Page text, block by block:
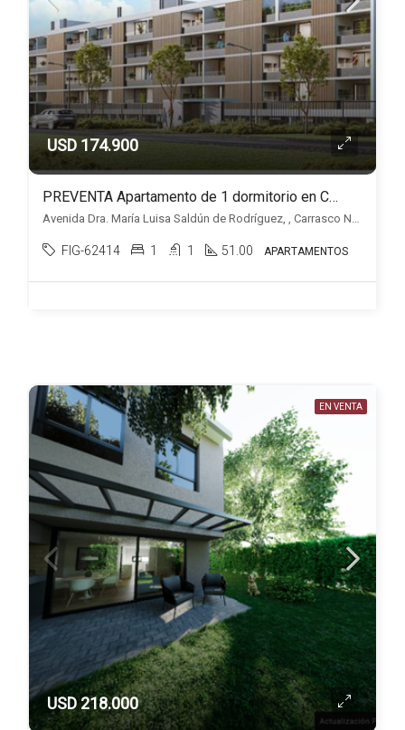
USD 174.900
PREVENTA Apartamento de 1 dormitorio en Carrasco Norte, Edificio Palo Alto DOS
Avenida Dra. María Luisa Saldún de Rodríguez, , Carrasco Norte
FIG-62414 1 1 51.00 APARTAMENTOS
EN VENTA
USD 218.000